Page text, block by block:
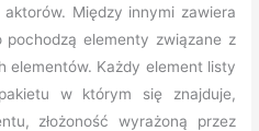
Między innymi zawiera
elementy związane z
elementów. Każdy element listy
w którym się znajduje,
złożoność wyrażoną przez